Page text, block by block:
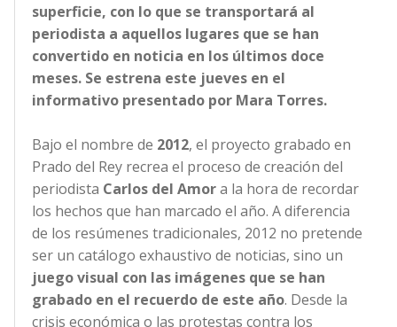
superficie, con lo que se transportará al
periodista a aquellos lugares que se han
convertido en noticia en los últimos doce
meses. Se estrena este jueves en el
informativo presentado por Mara Torres.
Bajo el nombre de 2012, el proyecto grabado en
Prado del Rey recrea el proceso de creación del
periodista Carlos del Amora la hora de recordar
los hechos que han marcado el año. A diferencia
de los resúmenes tradicionales, 2012 no pretende
ser un catálogo exhaustivo de noticias, sino un
juego visual con las imágenes que se han
grabado en el recuerdo de este año. Desde la
crisis económica o las protestas contra los